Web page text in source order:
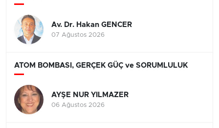
Av. Dr. Hakan GENCER
07 Ağustos 2026
ATOM BOMBASI, GERÇEK GÜÇ ve SORUMLULUK
AYŞE NUR YILMAZER
06 Ağustos 2026